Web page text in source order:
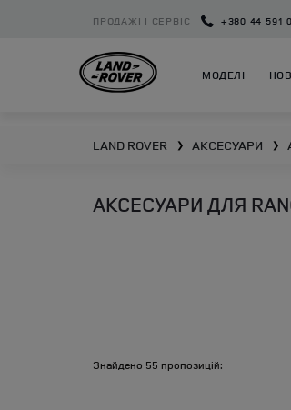
ПРОДАЖІ І СЕРВІС +380 44 591
МОДЕЛІ
LAND ROVER ❯ АКСЕСУАРИ ❯
АКСЕСУАРИ ДЛЯ
Знайдено 55 пропозицій: